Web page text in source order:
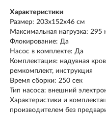
Характеристики
Размер: 203х152х46 см
Максимальная нагрузка: 295
Флокирование: Да
Насос в комплекте: Да
Комплектация: надувная
ремкомплект, инструкция
Время сборки: 250 сек
Тип насоса: внешний
Характеристики и
производителем без